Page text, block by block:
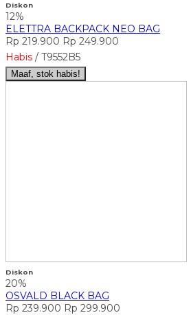
Diskon
12%
ELETTRA BACKPACK NEO BAG
Rp 219.900 Rp 249.900
Habis / T9552B5
Maaf, stok habis!
Diskon
20%
OSVALD BLACK BAG
Rp 239.900 Rp 299.900